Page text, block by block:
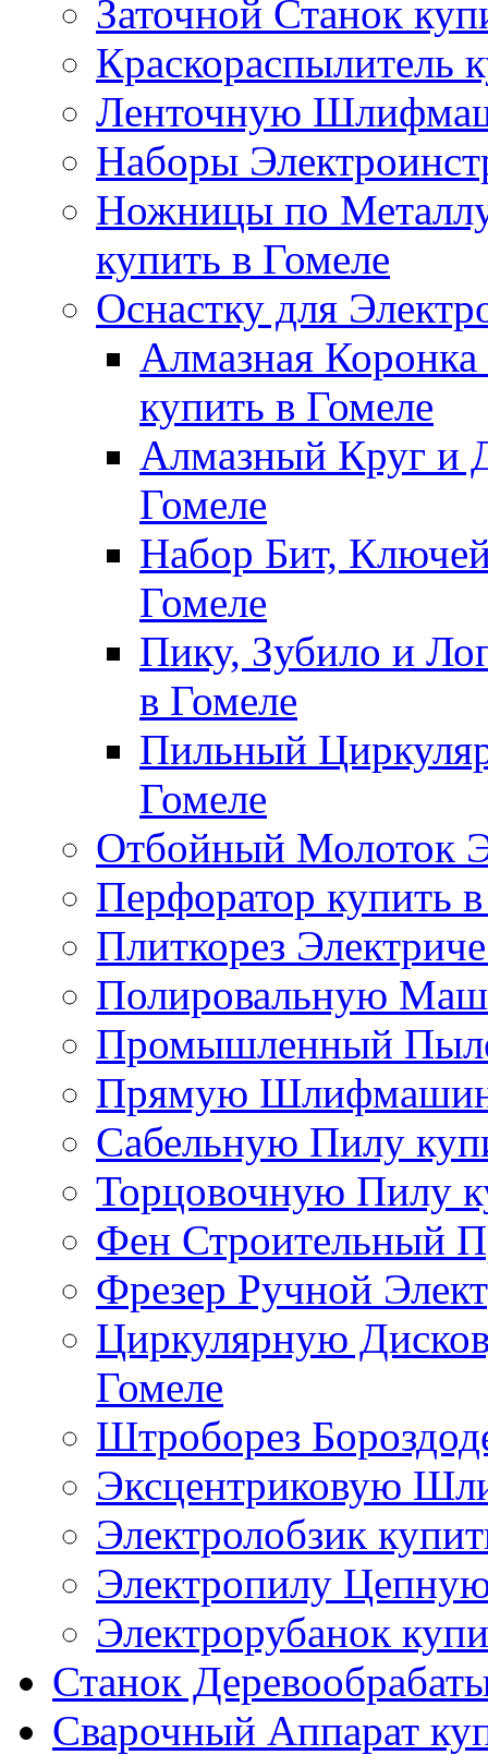
Заточной Станок
Краскораспылитель
Ленточную
Наборы
Ножницы по
купить в Гомеле
Оснастку для
Алмазная
купить в Гомеле
Алмазный Круг и
Гомеле
Набор Бит,
Гомеле
Пику, Зубило и
в Гомеле
Пильный
Гомеле
Отбойный Молоток
Перфоратор купить
Плиткорез
Полировальную
Промышленный
Прямую
Сабельную Пилу
Торцовочную Пилу
Фен Строительный
Фрезер Ручной
Циркулярную
Гомеле
Штроборез
Эксцентриковую
Электролобзик
Электропилу
Электрорубанок
Станок
Сварочный Аппарат